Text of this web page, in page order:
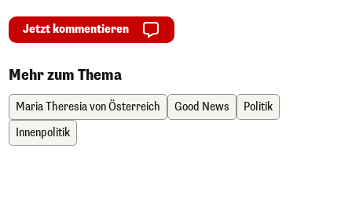
Jetzt kommentieren
Mehr zum Thema
Maria Theresia von Österreich Good News
Politik
Innenpolitik